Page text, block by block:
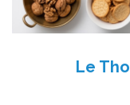
Le